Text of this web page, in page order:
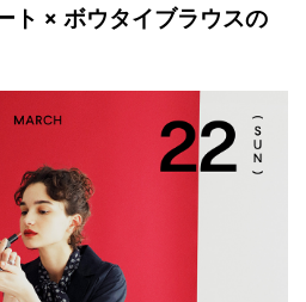
ト × ボウタイブラウスの